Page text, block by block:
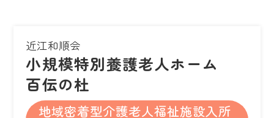
近江和順会
小規模特別養護老人ホーム
百伝の杜
地域密着型介護老人福祉施設入所